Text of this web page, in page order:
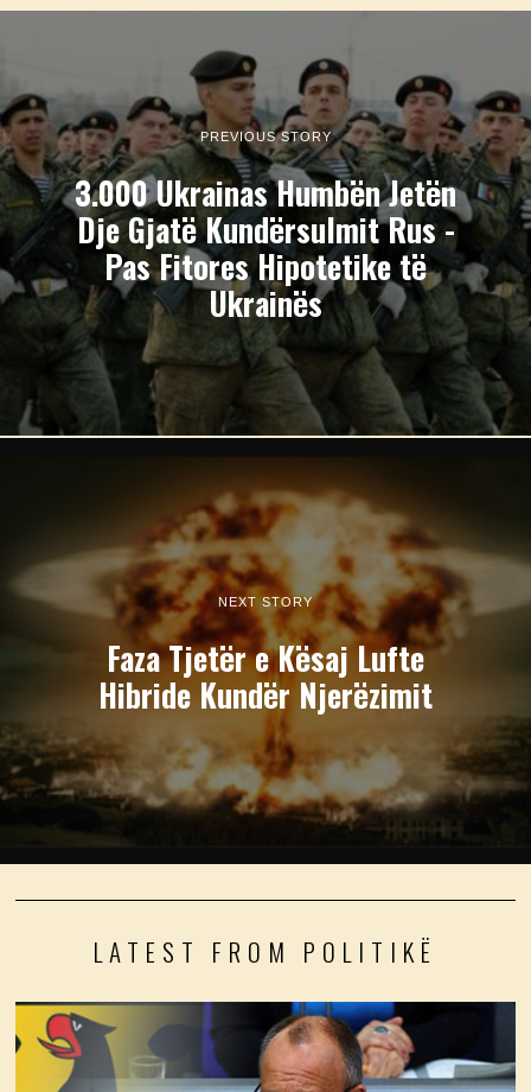
PREVIOUS STORY
3.000 Ukrainas Humbën Jetën
Dje Gjatë Kundërsulmit Rus -
Pas Fitores Hipotetike të
Ukrainës
NEXT STORY
Faza Tjetër e Kësaj Lufte
Hibride Kundër Njerëzimit
LATEST FROM POLITIKË